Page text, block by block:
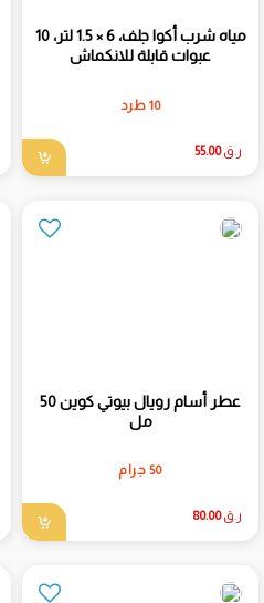
مياه شرب أكوا جلف، 6 × 1.5 لتر، 10
عبوات قابلة للانكماش
10 طرد
ر.ق55.00
عطر أسام رويال بيوتي كوين 50
مل
50 جرام
ر.ق80.00